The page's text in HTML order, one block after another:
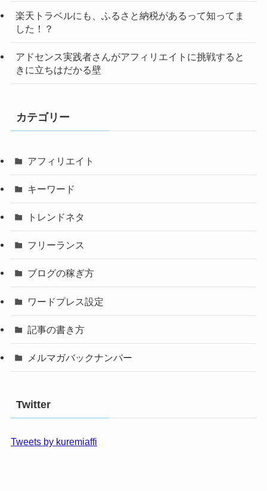
楽天トラベルにも、ふるさと納税があるって知ってま
した！？
アドセンス実践者さんがアフィリエイトに挑戦すると
きに立ちはだかる壁
カテゴリー
アフィリエイト
キーワード
トレンドネタ
フリーランス
ブログの稼ぎ方
ワードプレス設定
記事の書き方
メルマガバックナンバー
Twitter
Tweets by kuremiaffi